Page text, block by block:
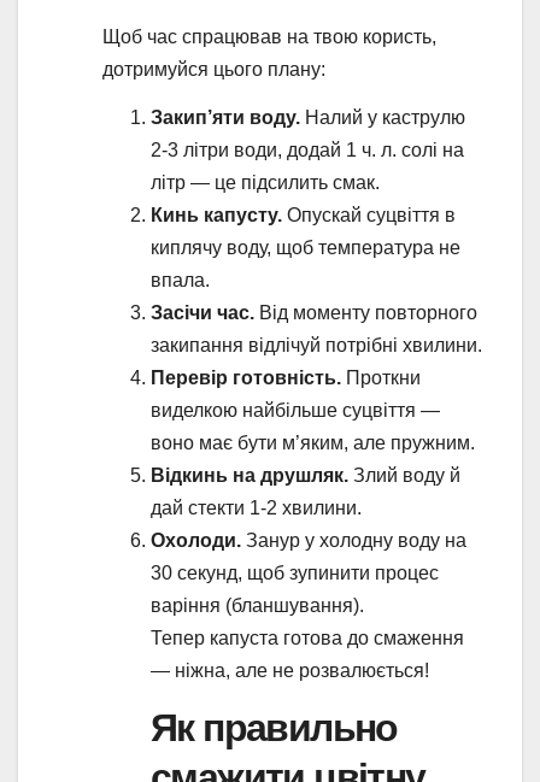
Щоб час спрацював на твою користь,
дотримуйся цього плану:
Закип’яти воду. Налий у каструлю
2-3 літри води, додай 1 ч. л. солі на
літр — це підсилить смак.
Кинь капусту. Опускай суцвіття в
киплячу воду, щоб температура не
впала.
Засічи час. Від моменту повторного
закипання відлічуй потрібні хвилини.
Перевір готовність. Проткни
виделкою найбільше суцвіття —
воно має бути м’яким, але пружним.
Відкинь на друшляк. Злий воду й
дай стекти 1-2 хвилини.
Охолоди. Занур у холодну воду на
30 секунд, щоб зупинити процес
варіння (бланшування).
Тепер капуста готова до смаження
— ніжна, але не розвалюється!
Як правильно